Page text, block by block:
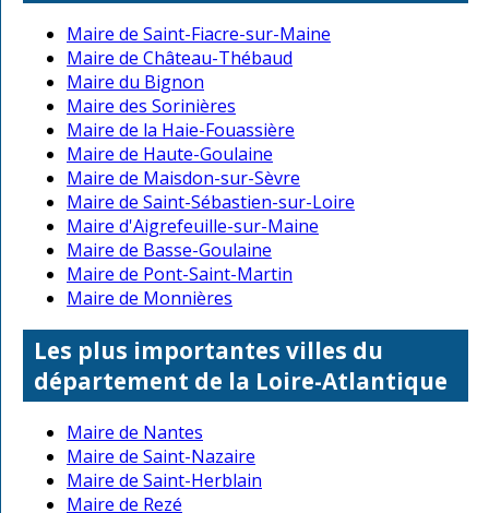
Maire de Saint-Fiacre-sur-Maine
Maire de Château-Thébaud
Maire du Bignon
Maire des Sorinières
Maire de la Haie-Fouassière
Maire de Haute-Goulaine
Maire de Maisdon-sur-Sèvre
Maire de Saint-Sébastien-sur-Loire
Maire d'Aigrefeuille-sur-Maine
Maire de Basse-Goulaine
Maire de Pont-Saint-Martin
Maire de Monnières
Les plus importantes villes du
département de la Loire-Atlantique
Maire de Nantes
Maire de Saint-Nazaire
Maire de Saint-Herblain
Maire de Rezé